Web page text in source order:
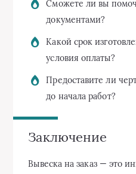
Сможете ли вы
документами?
Какой срок
условия оплаты?
Предоставите ли
до начала работ?
Заключение
Вывеска на заказ — это